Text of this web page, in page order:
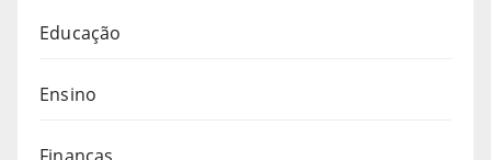
Educação
Ensino